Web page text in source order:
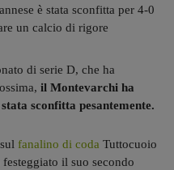
è stata sconfitta per 4-0
un calcio di rigore
di serie D, che ha
il Montevarchi ha
sconfitta pesantemente.
fanalino di coda Tuttocuoio
il suo secondo